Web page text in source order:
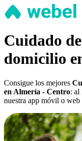
Cuidado
domicilio
Consigue los mejores
en Almería - Centro: al
nuestra app móvil o web